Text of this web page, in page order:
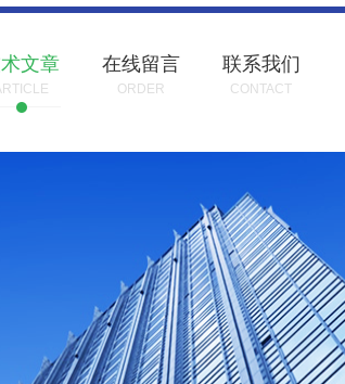
文章 在线留言
ORDER
联系我们
CONTACT